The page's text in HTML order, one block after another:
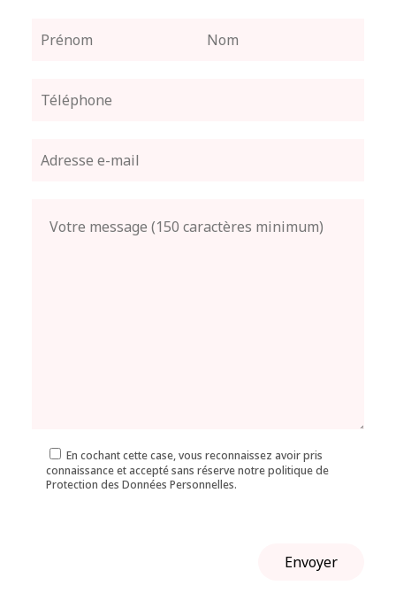
En cochant cette case, vous reconnaissez avoir pris
connaissance et accepté sans réserve notre politique de
Protection des Données Personnelles.